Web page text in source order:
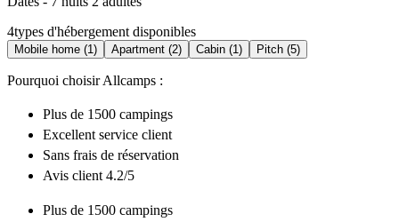
4types d'hébergement disponibles
Mobile home (1) Apartment (2) Cabin (1) Pitch (5)
Pourquoi choisir Allcamps :
Plus de 1500 campings
Excellent service client
Sans frais de réservation
Avis client 4.2/5
Plus de 1500 campings